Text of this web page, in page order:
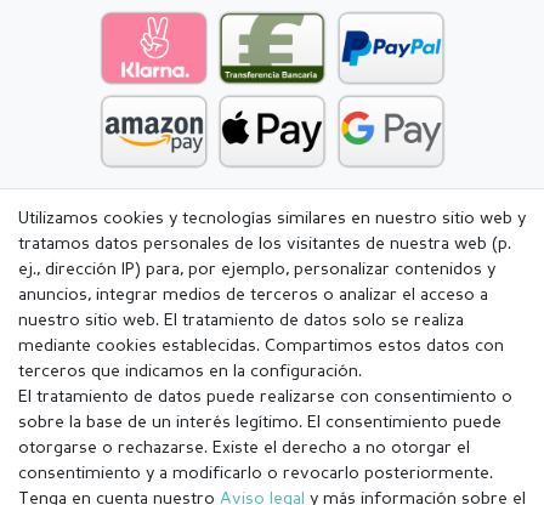
Utilizamos cookies y tecnologías similares en nuestro sitio web y
tratamos datos personales de los visitantes de nuestra web (p.
ej., dirección IP) para, por ejemplo, personalizar contenidos y
anuncios, integrar medios de terceros o analizar el acceso a
nuestro sitio web. El tratamiento de datos solo se realiza
mediante cookies establecidas. Compartimos estos datos con
terceros que indicamos en la configuración.
El tratamiento de datos puede realizarse con consentimiento o
sobre la base de un interés legítimo. El consentimiento puede
otorgarse o rechazarse. Existe el derecho a no otorgar el
consentimiento y a modificarlo o revocarlo posteriormente.
Tenga en cuenta nuestro Aviso legal y más información sobre el